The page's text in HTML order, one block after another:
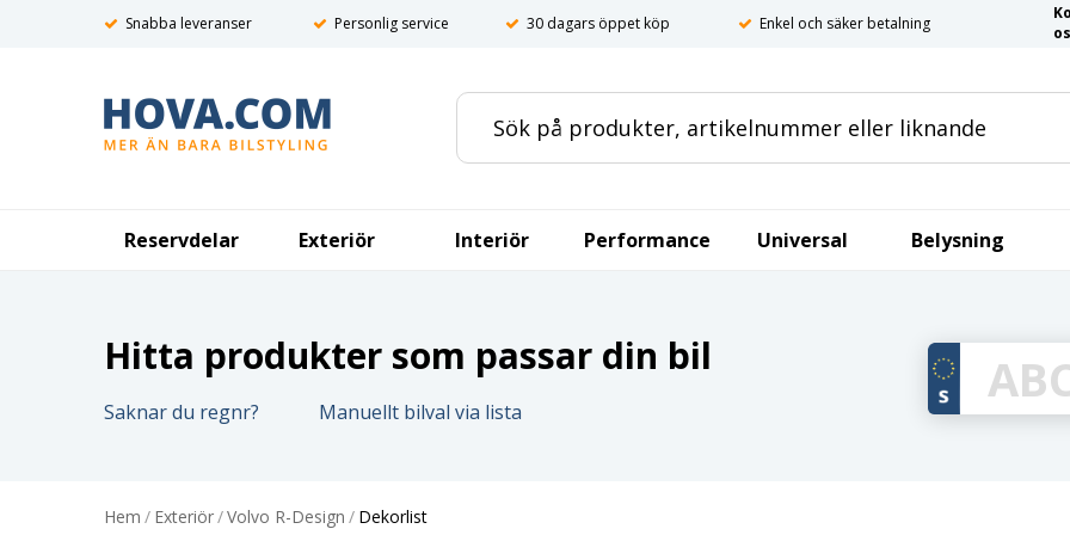
Snabba leveranser Personlig service 30 dagars öppet köp Enkel och säker betalning
Reservdelar Exteriör Interiör Performance Universal Belysning
Hitta produkter som passar din bil
Saknar du regnr? Manuellt bilval via lista
Hem / Exteriör/Volvo R-Design / Dekorlist